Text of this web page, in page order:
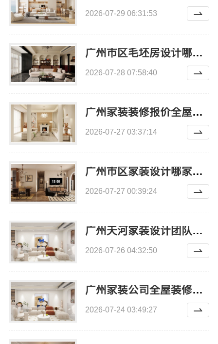
2026-07-29 06:31:53
广州市区毛坯房设计哪家好？精匠饰家全屋整装方案帮您定制理想家园。
2026-07-28 07:58:40
广州家装装修报价全屋装修精匠饰家透明
2026-07-27 03:37:14
广州市区家装设计哪家好毛坯房精匠饰家
2026-07-27 00:39:24
广州天河家装设计团队拎包入住，精匠饰家省心
2026-07-26 04:32:50
广州家装公司全屋装修选哪家？精匠饰家全生态服务
2026-07-24 03:49:27